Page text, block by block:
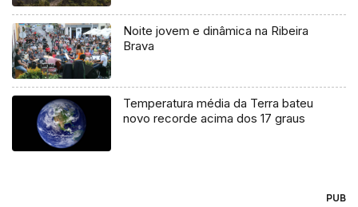
Noite jovem e dinâmica na Ribeira
Brava
Temperatura média da Terra bateu
novo recorde acima dos 17 graus
PUB